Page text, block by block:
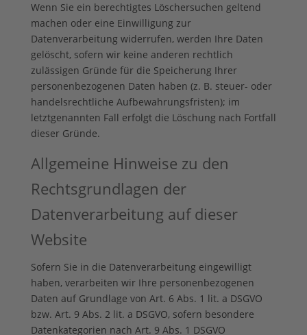
Wenn Sie ein berechtigtes Löschersuchen geltend
machen oder eine Einwilligung zur
Datenverarbeitung widerrufen, werden Ihre Daten
gelöscht, sofern wir keine anderen rechtlich
zulässigen Gründe für die Speicherung Ihrer
personenbezogenen Daten haben (z. B. steuer- oder
handelsrechtliche Aufbewahrungsfristen); im
letztgenannten Fall erfolgt die Löschung nach Fortfall
dieser Gründe.
Allgemeine Hinweise zu den
Rechtsgrundlagen der
Datenverarbeitung auf dieser
Website
Sofern Sie in die Datenverarbeitung eingewilligt
haben, verarbeiten wir Ihre personenbezogenen
Daten auf Grundlage von Art. 6 Abs. 1 lit. a DSGVO
bzw. Art. 9 Abs. 2 lit. a DSGVO, sofern besondere
Datenkategorien nach Art. 9 Abs. 1 DSGVO